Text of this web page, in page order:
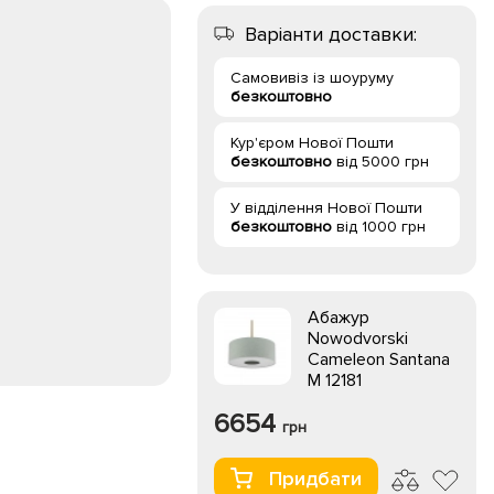
Варіанти доставки:
Самовивіз із шоуруму
безкоштовно
Кур'єром Нової Пошти
безкоштовно від 5000 грн
У відділення Нової Пошти
безкоштовно від 1000 грн
Абажур
Nowodvorski
Cameleon Santana
M 12181
6654 грн
Придбати